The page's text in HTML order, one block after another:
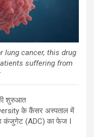
lung cancer, this drug
suffering from
की शुरुआत
के कैंसर अस्पताल में
कंजुगेट (ADC) का फेज I